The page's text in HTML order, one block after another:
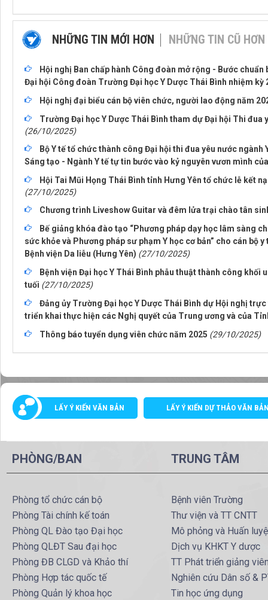
NHỮNG TIN MỚI HƠN NHỮNG TIN CŨ HƠN
Hội nghị Ban chấp hành Công đoàn mở rộng - Bước
Đại hội Công đoàn Trường Đại học Y Dược Thái Bình nhiệm kỳ
Hội nghị đại biểu cán bộ viên chức, người lao động năm
Trường Đại học Y Dược Thái Bình tham dự Đại hội Thi đua
(26/10/2025)
Bộ Y tế tổ chức thành công Đại hội thi đua yêu nước
Sáng tạo - Ngành Y tế tự tin bước vào kỷ nguyên vươn mình
Hội Tai Mũi Họng Thái Bình tỉnh Hưng Yên tổ chức lễ kết
(27/10/2025)
Chương trình Liveshow Guitar và đêm lửa trại chào tân
Bế giảng khóa đào tạo “Phương pháp dạy học lâm sàng
sức khỏe và Phương pháp sư phạm Y học cơ bản” cho cán bộ
Bệnh viện Da liễu (Hưng Yên) (27/10/2025)
Bệnh viện Đại học Y Thái Bình phẫu thuật thành công
tuối (27/10/2025)
Đảng ủy Trường Đại học Y Dược Thái Bình dự Hội nghị
triển khai thực hiện các Nghị quyết của Trung ương và của
Thông báo tuyển dụng viên chức năm 2025 (29/10/2025)
LẤY Ý KIẾN VĂN BẢN LẤY Ý KIẾN DỰ THẢO VĂN
PHÒNG/BAN
Phòng tổ chức cán bộ
Phòng Tài chính kế toán
Phòng QL Đào tạo Đại học
Phòng QLĐT Sau đại học
Phòng ĐB CLGD và Khảo thí
Phòng Hợp tác quốc tế
Phòng Quản lý khoa học
TRUNG TÂM
Bệnh viên Trường
Thư viện và TT CNTT
Mô phỏng và Huấn
Dịch vụ KHKT Y dược
TT Phát triển giảng
Nghiên cứu Dân số &
Tin học ứng dụng